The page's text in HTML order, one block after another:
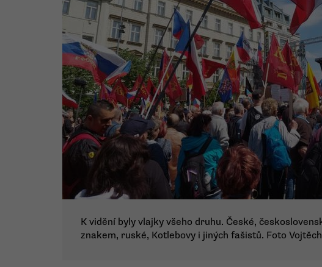
K vidění byly vlajky všeho druhu. České,
znakem, ruské, Kotlebovy i jiných fašistů. Foto